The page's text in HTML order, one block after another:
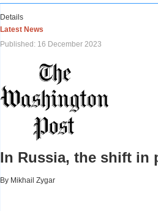
Details
Latest News
Published: 16 December 2023
In Russia, the shift in
By Mikhail Zygar